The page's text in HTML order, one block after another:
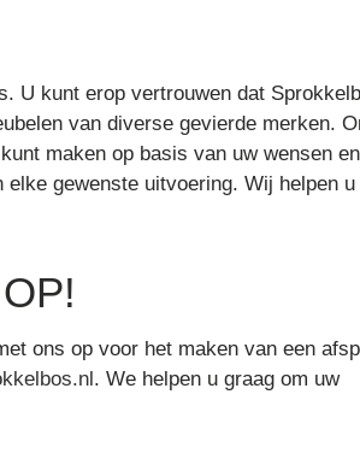
U kunt erop vertrouwen dat
van diverse gevierde merken.
maken op basis van uw wensen en
gewenste uitvoering. Wij helpen u
ons op voor het maken van een
. We helpen u graag om uw